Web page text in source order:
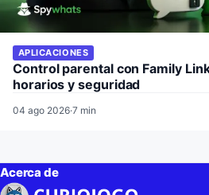
APLICACIONES
Control parental con Family
horarios y seguridad
04 ago 2026·7 min
Acerca de